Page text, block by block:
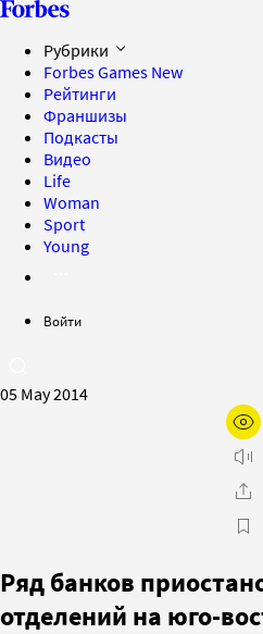
Рубрики
Forbes Games New
Рейтинги
Франшизы
Подкасты
Видео
Life
Woman
Sport
Young
Войти
05 May 2014
Ряд банков
отделений на юго-